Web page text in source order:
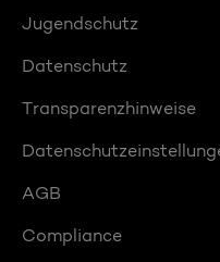
Jugendschutz
Datenschutz
Transparenzhinweise
AGB
Compliance